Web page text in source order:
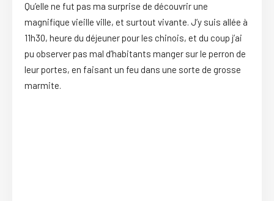
Qu’elle ne fut pas ma surprise de découvrir une
magnifique vieille ville, et surtout vivante. J’y suis allée à
11h30, heure du déjeuner pour les chinois, et du coup j’ai
pu observer pas mal d’habitants manger sur le perron de
leur portes, en faisant un feu dans une sorte de grosse
marmite.